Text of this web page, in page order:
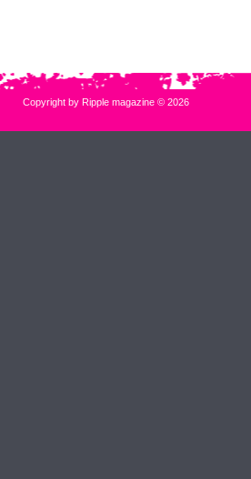
Copyright by Ripple magazine © 2026